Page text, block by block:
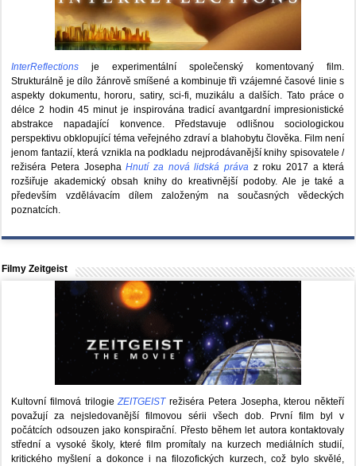
InterReflections je experimentální společenský komentovaný film.
Strukturálně je dílo žánrově smíšené a kombinuje tři vzájemné časové linie s
aspekty dokumentu, hororu, satiry, sci-fi, muzikálu a dalších. Tato práce o
délce 2 hodin 45 minut je inspirována tradicí avantgardní impresionistické
abstrakce napadající konvence. Představuje odlišnou sociologickou
perspektivu obklopující téma veřejného zdraví a blahobytu člověka. Film není
jenom fantazií, která vznikla na podkladu nejprodávanější knihy spisovatele /
režiséra Petera JosephaHnutí za nová lidská právaz roku 2017 a která
rozšiřuje akademický obsah knihy do kreativnější podoby. Ale je také a
především vzdělávacím dílem založeným na současných vědeckých
poznatcích.
Filmy Zeitgeist
Kultovní filmová trilogieZEITGEISTrežiséra Petera Josepha, kterou někteří
považují za nejsledovanější filmovou sérii všech dob. První film byl v
počátcích odsouzen jako konspirační. Přesto během let autora kontaktovaly
střední a vysoké školy, které film promítaly na kurzech mediálních studií,
kritického myšlení a dokonce i na filozofických kurzech, což bylo skvělé,